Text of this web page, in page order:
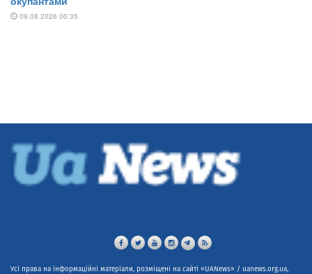
Усі права на інформаційні матеріали, розміщені на сайті «UANews» / uanews.org.ua,